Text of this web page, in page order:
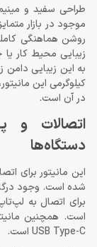
طراحی سفید و
موجود در بازار
روشن هماهنگی
زیبایی محیط کار
کیلوگرمی این
در آن است.
اتصالات و
دستگاه‌ها
این مانیتور برای
برای اتصال به
USB Type-C است.